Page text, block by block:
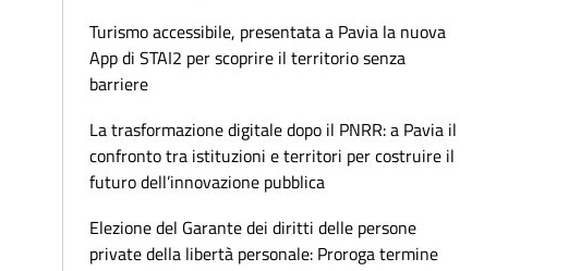
Turismo accessibile, presentata a Pavia la nuova
App di STAI2 per scoprire il territorio senza
barriere
La trasformazione digitale dopo il PNRR: a Pavia il
confronto tra istituzioni e territori per costruire il
futuro dell’innovazione pubblica
Elezione del Garante dei diritti delle persone
private della libertà personale: Proroga termine